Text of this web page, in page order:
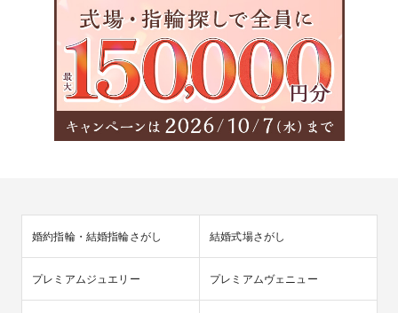
婚約指輪・結婚指輪さがし 結婚式場さがし
プレミアムジュエリー プレミアムヴェニュー